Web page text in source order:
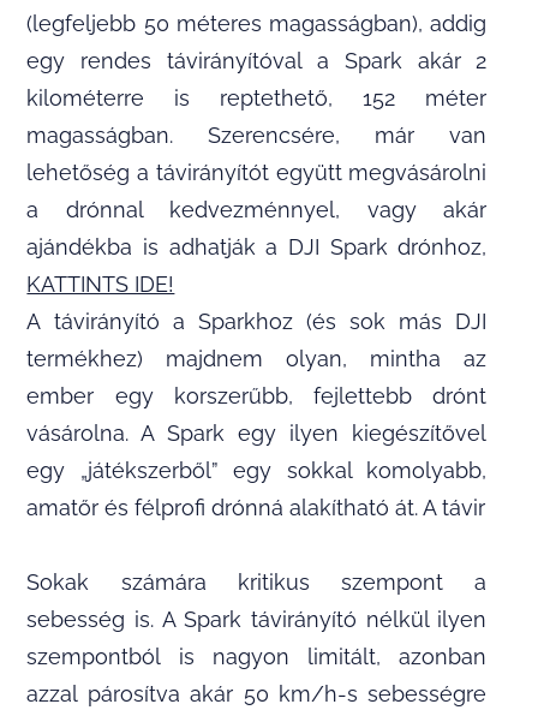
(legfeljebb 50 méteres magasságban), addig
egy rendes távirányítóval a Spark akár 2
kilométerre is reptethető, 152 méter
magasságban. Szerencsére, már van
lehetőség a távirányítót együtt megvásárolni
a drónnal kedvezménnyel, vagy akár
ajándékba is adhatják a DJI Spark drónhoz,
KATTINTS IDE!
A távirányító a Sparkhoz (és sok más DJI
termékhez) majdnem olyan, mintha az
ember egy korszerűbb, fejlettebb drónt
vásárolna. A Spark egy ilyen kiegészítővel
egy „játékszerből” egy sokkal komolyabb,
amatőr és félprofi drónná alakítható át. A távir
Sokak számára kritikus szempont a
sebesség is. A Spark távirányító nélkül ilyen
szempontból is nagyon limitált, azonban
azzal párosítva akár 50 km/h-s sebességre